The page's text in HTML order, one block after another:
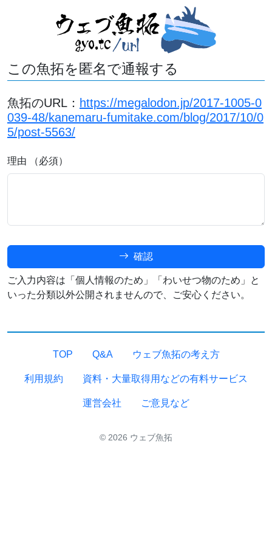
この魚拓を匿名で通報する
魚拓のURL： https://megalodon.jp/2017-1005-0
039-48/kanemaru-fumitake.com/blog/2017/10/0
5/post-5563/
理由 （必須）
確認
ご入力内容は「個人情報のため」「わいせつ物のため」と
いった分類以外公開されませんので、ご安心ください。
TOP Q&A ウェブ魚拓の考え方
利用規約 資料・大量取得用などの有料サービス
運営会社 ご意見など
© 2026 ウェブ魚拓